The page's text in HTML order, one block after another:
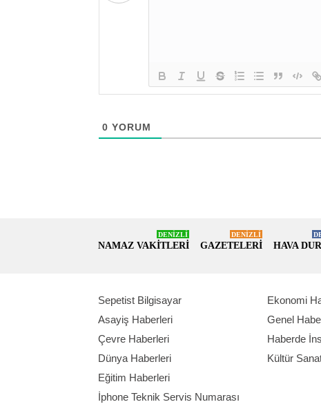
0 YORUM
NAMAZ VAKİTLERİ
DENİZLİ
GAZETELERİ
DENİZLİ
HAVA
Sepetist Bilgisayar
Asayiş Haberleri
Çevre Haberleri
Dünya Haberleri
Eğitim Haberleri
İphone Teknik Servis Numarası
Ekonomi
Genel
Haberde
Kültür